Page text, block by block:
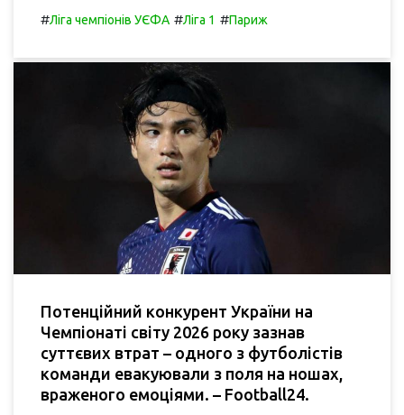
#Ліга чемпіонів УЄФА #Ліга 1 #Париж
Потенційний конкурент України на
Чемпіонаті світу 2026 року зазнав
суттєвих втрат – одного з футболістів
команди евакуювали з поля на ношах,
враженого емоціями. – Football24.